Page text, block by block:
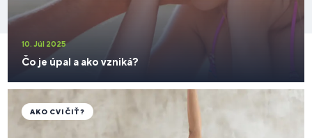
10. Júl 2025
Čo je úpal a ako vzniká?
AKO CVIČIŤ?